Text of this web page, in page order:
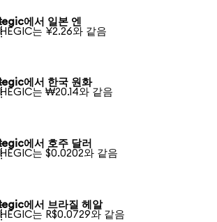
에서 일본 엔
HEGIC는 ¥2.26와 같음
에서 한국 원화
HEGIC는 ₩20.14와 같음
에서 호주 달러
HEGIC는 $0.0202와 같음
에서 브라질 헤알
HEGIC는 R$0.0729와 같음